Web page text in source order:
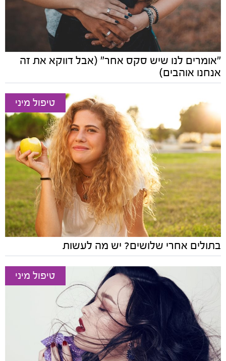
"אומרים לנו שיש סקס אחר" (אבל דווקא את זה
אנחנו אוהבים)
טיפול מיני
בתולים אחרי שלושים? יש מה לעשות
טיפול מיני